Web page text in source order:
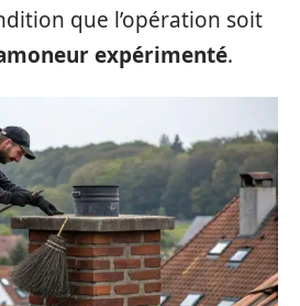
que l’opération soit
expérimenté.